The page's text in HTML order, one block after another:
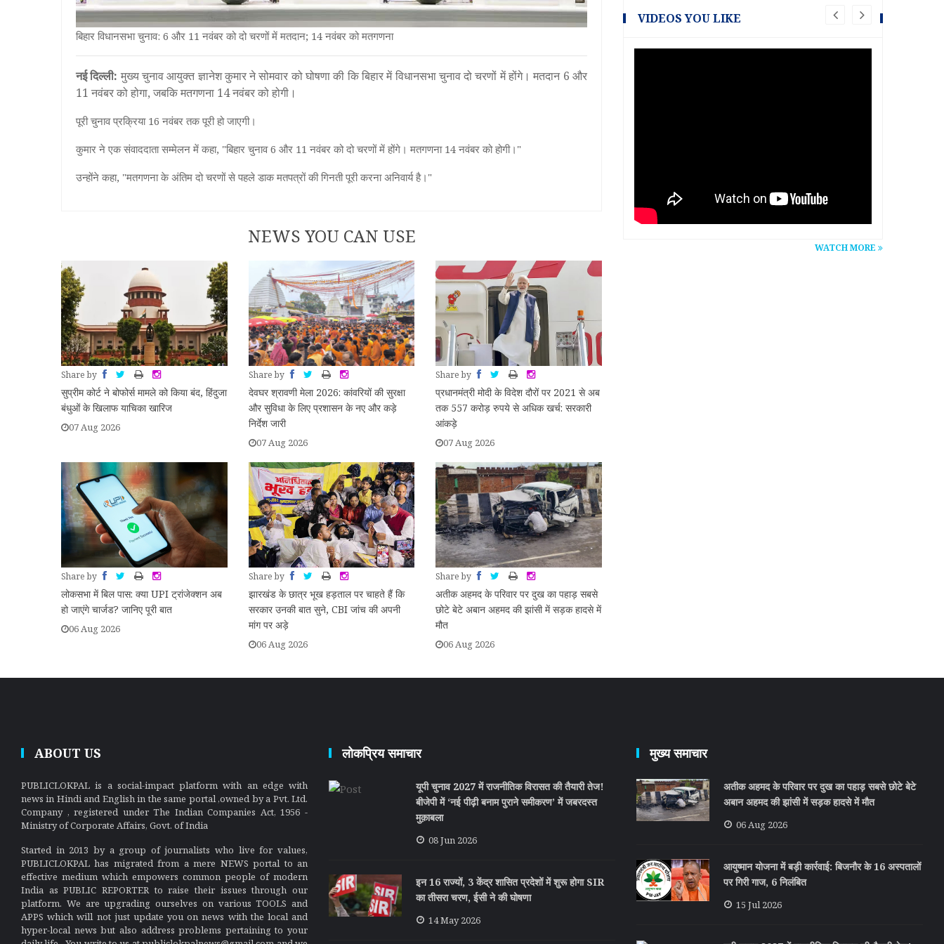
बिहार विधानसभा चुनाव: 6 और 11 नवंबर को दो चरणों में मतदान; 14 नवंबर को मतगणना
नई दिल्ली: मुख्य चुनाव आयुक्त ज्ञानेश कुमार ने सोमवार को घोषणा की कि बिहार में विधानसभा चुनाव दो चरणों में होंगे। मतदान 6 और
11 नवंबर को होगा, जबकि मतगणना 14 नवंबर को होगी।
पूरी चुनाव प्रक्रिया 16 नवंबर तक पूरी हो जाएगी।
कुमार ने एक संवाददाता सम्मेलन में कहा, "बिहार चुनाव 6 और 11 नवंबर को दो चरणों में होंगे। मतगणना 14 नवंबर को होगी।"
उन्होंने कहा, "मतगणना के अंतिम दो चरणों से पहले डाक मतपत्रों की गिनती पूरी करना अनिवार्य है।"
NEWS YOU CAN USE
Share by
सुप्रीम कोर्ट ने बोफोर्स मामले को किया बंद, हिंदुजा
बंधुओं के खिलाफ याचिका खारिज
07 Aug 2026
Share by
देवघर श्रावणी मेला 2026: कांवरियों की सुरक्षा
और सुविधा के लिए प्रशासन के नए और कड़े
निर्देश जारी
07 Aug 2026
Share by
प्रधानमंत्री मोदी के विदेश दौरों पर 2021 से अब
तक 557 करोड़ रुपये से अधिक खर्च: सरकारी
आंकड़े
07 Aug 2026
Share by
लोकसभा में बिल पास: क्या UPI ट्रांजेक्शन अब
हो जाएंगे चार्जड? जानिए पूरी बात
06 Aug 2026
Share by
झारखंड के छात्र भूख हड़ताल पर चाहते हैं कि
सरकार उनकी बात सुने, CBI जांच की अपनी
मांग पर अड़े
06 Aug 2026
Share by
अतीक अहमद के परिवार पर दुख का पहाड़ सबसे
छोटे बेटे अबान अहमद की झांसी में सड़क हादसे में
मौत
06 Aug 2026
VIDEOS YOU LIKE
WATCH MORE
ABOUT US
PUBLICLOKPAL is a social-impact platform with an edge with
news in Hindi and English in the same portal ,owned by a Pvt. Ltd.
Company , registered under The Indian Companies Act, 1956 -
Ministry of Corporate Affairs, Govt. of India
Started in 2013 by a group of journalists who live for values,
PUBLICLOKPAL has migrated from a mere NEWS portal to an
effective medium which empowers common people of modern
India as PUBLIC REPORTER to raise their issues through our
platform. We are upgrading ourselves on various TOOLS and
APPS which will not just update you on news with the local and
hyper-local news but also address problems pertaining to your
लोकप्रिय समाचार
यूपी चुनाव 2027 में राजनीतिक विरासत की तैयारी तेज!
बीजेपी में ‘नई पीढ़ी बनाम पुराने समीकरण’ में जबरदस्त
मुक़ाबला
08 Jun 2026
इन 16 राज्यों, 3 केंद्र शासित प्रदेशों में शुरू होगा SIR
का तीसरा चरण, ईसी ने की घोषणा
14 May 2026
मुख्य समाचार
अतीक अहमद के परिवार पर दुख का पहाड़ सबसे छोटे बेटे
अबान अहमद की झांसी में सड़क हादसे में मौत
06 Aug 2026
आयुष्मान योजना में बड़ी कार्रवाई: बिजनौर के 16 अस्पतालों
पर गिरी गाज, 6 निलंबित
15 Jul 2026